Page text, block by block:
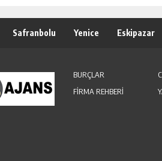
Safranbolu Yenice Eskipazar
BURÇLAR
FİRMA REHBERİ